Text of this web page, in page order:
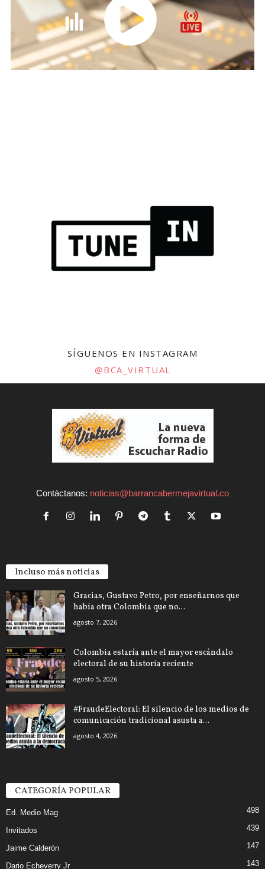
SÍGUENOS EN INSTAGRAM
@BCA_VIRTUAL
Contáctanos: noticias@barrancabermejavirtual.co
Incluso más noticias
Gracias, Gustavo Petro, por enseñarnos que
había otra Colombia que no...
agosto 7, 2026
Colombia estaría ante el mayor escándalo
electoral de su historia reciente
agosto 5, 2026
#FraudeElectoral: El silencio de los medios de
comunicación tradicional asusta a...
agosto 4, 2026
CATEGORÍA POPULAR
Ed. Medio Mag 498
Invitados 439
Jaime Calderón 147
Dario Echeverry Jr 143